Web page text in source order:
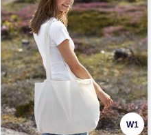
W1